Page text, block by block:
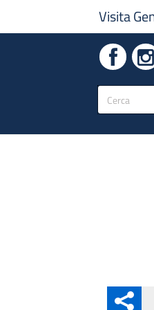
Visita
Form
di
ricerca